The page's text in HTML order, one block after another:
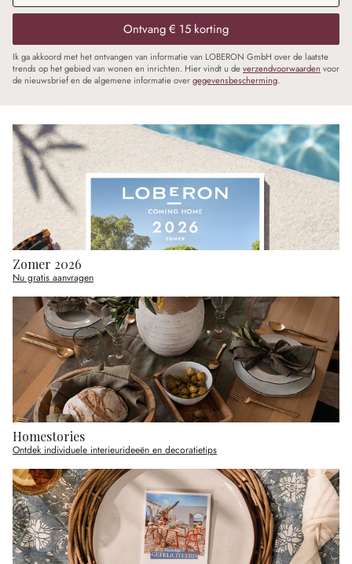
Ontvang € 15 korting
Ik ga akkoord met het ontvangen van informatie van LOBERON GmbH over de laatste
trends op het gebied van wonen en inrichten. Hier vindt u deverzendvoorwaarden voor
de nieuwsbrief en de algemene informatie overgegevensbescherming.
Zomer 2026
Nu gratis aanvragen
Homestories
Ontdek individuele interieurideeën en decoratietips